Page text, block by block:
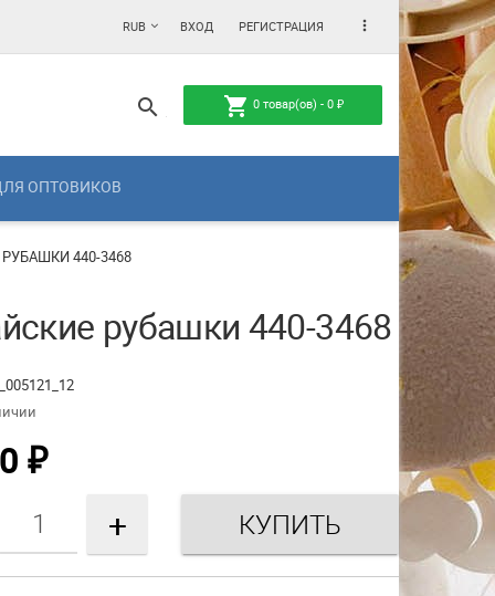
RUB ВХОД РЕГИСТРАЦИЯ more_vert
search shopping_cart 0товар(ов) - 0 ₽
ОПТОВИКОВ
440-3468
рубашки 440-3468
₽
+